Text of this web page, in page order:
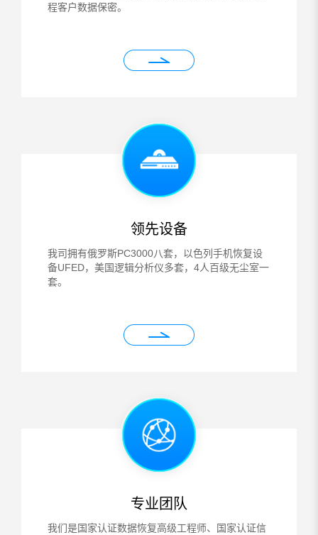
程客户数据保密。
领先设备
我司拥有俄罗斯PC3000八套，以色列手机恢复设
备UFED，美国逻辑分析仪多套，4人百级无尘室一
套。
专业团队
我们是国家认证数据恢复高级工程师、国家认证信